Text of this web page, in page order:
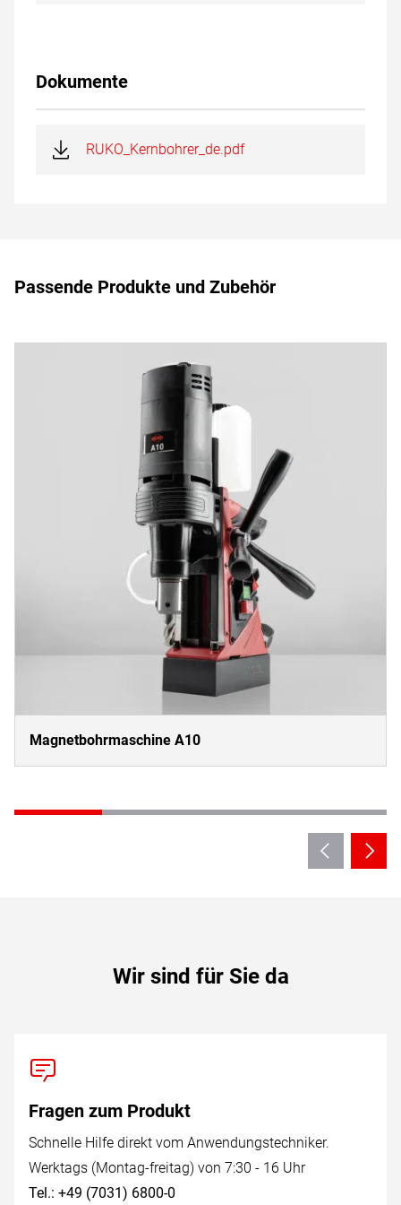
Dokumente
RUKO_Kernbohrer_de.pdf
Passende Produkte und Zubehör
Magnetbohrmaschine A10
Wir sind für Sie da
Fragen zum Produkt
Schnelle Hilfe direkt vom Anwendungstechniker.
Werktags (Montag-freitag) von 7:30 - 16 Uhr
Tel.: +49 (7031) 6800-0